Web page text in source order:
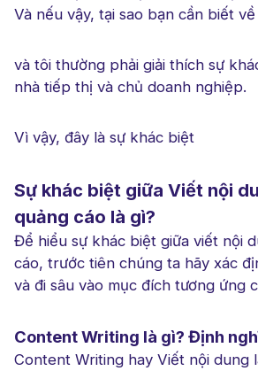
Và nếu vậy, tại sao bạn cần biết về
và tôi thường phải giải thích sự
nhà tiếp thị và chủ doanh nghiệp.
Vì vậy, đây là sự khác biệt
Sự khác biệt giữa Viết nội
quảng cáo là gì?
Để hiểu sự khác biệt giữa viết nội
cáo, trước tiên chúng ta hãy xác
và đi sâu vào mục đích tương ứng
Content Writing là gì? Định
Content Writing hay Viết nội dung